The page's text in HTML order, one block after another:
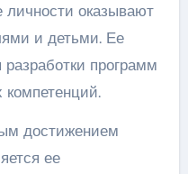
оказывают
и детьми. Ее
программ
компетенций.
достижением
ее